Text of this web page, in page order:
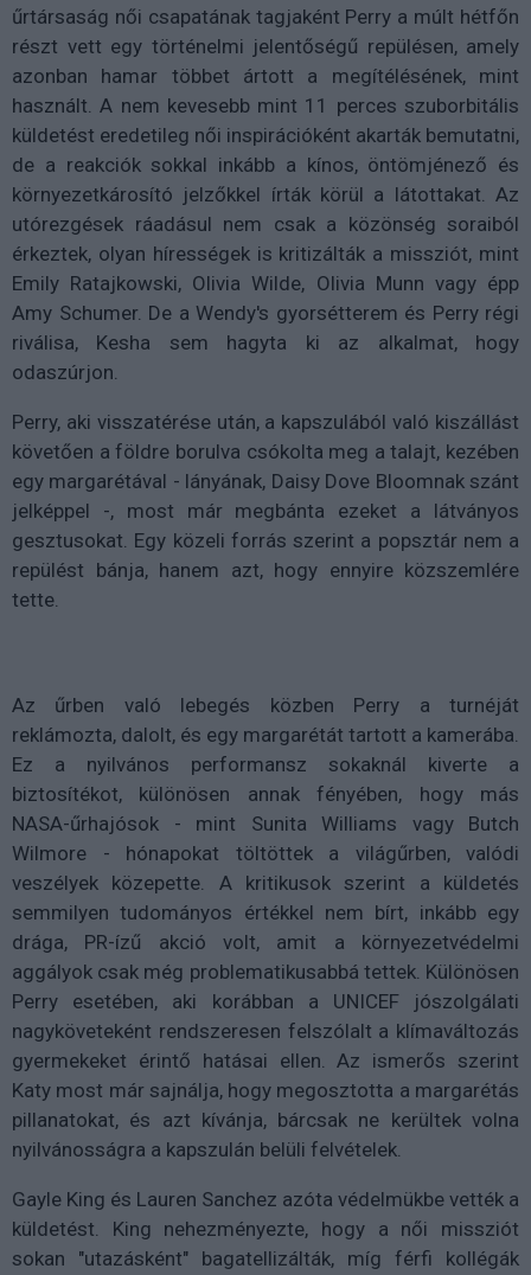
űrtársaság női csapatának tagjaként Perry a múlt hétfőn
részt vett egy történelmi jelentőségű repülésen, amely
azonban hamar többet ártott a megítélésének, mint
használt. A nem kevesebb mint 11 perces szuborbitális
küldetést eredetileg női inspirációként akarták bemutatni,
de a reakciók sokkal inkább a kínos, öntömjénező és
környezetkárosító jelzőkkel írták körül a látottakat. Az
utórezgések ráadásul nem csak a közönség soraiból
érkeztek, olyan hírességek is kritizálták a missziót, mint
Emily Ratajkowski, Olivia Wilde, Olivia Munn vagy épp
Amy Schumer. De a Wendy's gyorsétterem és Perry régi
riválisa, Kesha sem hagyta ki az alkalmat, hogy
odaszúrjon.
Perry, aki visszatérése után, a kapszulából való kiszállást
követően a földre borulva csókolta meg a talajt, kezében
egy margarétával - lányának, Daisy Dove Bloomnak szánt
jelképpel -, most már megbánta ezeket a látványos
gesztusokat. Egy közeli forrás szerint a popsztár nem a
repülést bánja, hanem azt, hogy ennyire közszemlére
tette.
Az űrben való lebegés közben Perry a turnéját
reklámozta, dalolt, és egy margarétát tartott a kamerába.
Ez a nyilvános performansz sokaknál kiverte a
biztosítékot, különösen annak fényében, hogy más
NASA-űrhajósok - mint Sunita Williams vagy Butch
Wilmore - hónapokat töltöttek a világűrben, valódi
veszélyek közepette. A kritikusok szerint a küldetés
semmilyen tudományos értékkel nem bírt, inkább egy
drága, PR-ízű akció volt, amit a környezetvédelmi
aggályok csak még problematikusabbá tettek. Különösen
Perry esetében, aki korábban a UNICEF jószolgálati
nagyköveteként rendszeresen felszólalt a klímaváltozás
gyermekeket érintő hatásai ellen. Az ismerős szerint
Katy most már sajnálja, hogy megosztotta a margarétás
pillanatokat, és azt kívánja, bárcsak ne kerültek volna
nyilvánosságra a kapszulán belüli felvételek.
Gayle King és Lauren Sanchez azóta védelmükbe vették a
küldetést. King nehezményezte, hogy a női missziót
sokan "utazásként" bagatellizálták, míg férfi kollégák